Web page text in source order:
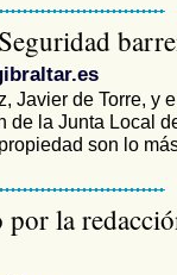
Javier de Torre, y
de la Junta Local
son lo
la